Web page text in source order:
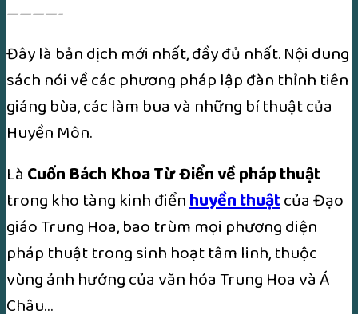
————-
Đây là bản dịch mới nhất, đầy đủ nhất. Nội dung
sách nói về các phương pháp lập đàn thỉnh tiên
giáng bùa, các làm bua và những bí thuật của
Huyền Môn.
Là Cuốn Bách Khoa Từ Điển về pháp thuật
trong kho tàng kinh điểnhuyền thuậtcủa Đạo
giáo Trung Hoa, bao trùm mọi phương diện
pháp thuật trong sinh hoạt tâm linh, thuộc
vùng ảnh hưởng của văn hóa Trung Hoa và Á
Châu…